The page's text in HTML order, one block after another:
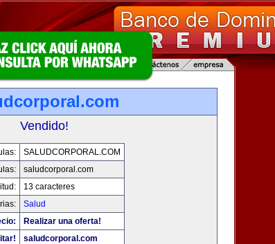
Vendido!
SALUDCORPORAL.COM
saludcorporal.com
13 caracteres
Salud
Realizar una oferta!
saludcorporal.com